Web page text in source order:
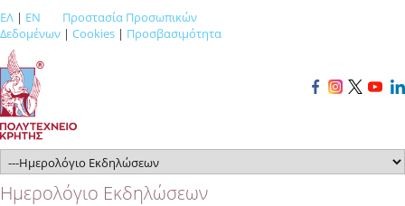
ΕΛ | EN
Προστασία Προσωπικών
Δεδομένων | Cookies | Προσβασιμότητα
Ημερολόγιο Εκδηλώσεων